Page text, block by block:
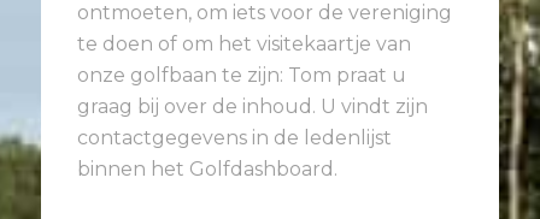
ontmoeten, om iets voor de vereniging
te doen of om het visitekaartje van
onze golfbaan te zijn: Tom praat u
graag bij over de inhoud. U vindt zijn
contactgegevens in de ledenlijst
binnen het Golfdashboard.